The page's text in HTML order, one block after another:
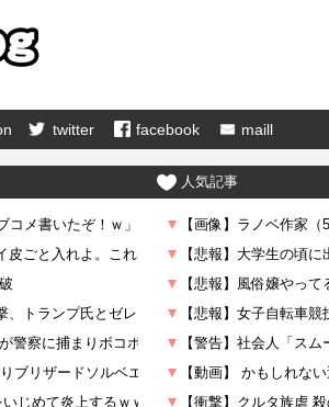
twitter facebook maill
人気記事